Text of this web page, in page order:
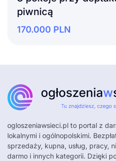
piwnicą
170.000 PLN
ogloszeniawsieci.pl to portal z
lokalnymi i ogólnopolskimi.
sprzedaży, kupna, usług, pracy,
darmo i innych kategorii. Dzięki